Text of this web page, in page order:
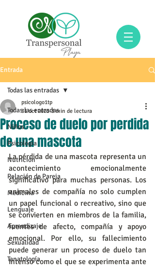
Entrada
Todas las entradas
Niños
Psicología
Nutrición
Relación de Pareja
Medicina
Lenguaje
Aprendizaje
Sexualidad
Tanatología
Todas las entradas
Proceso de duelo por perdida
de una mascota
psicologo1tp
31 oct 2025 3 min de lectura
La pérdida de una mascota representa un
acontecimiento emocionalmente
significativo para muchas personas. Los
animales de compañía no solo cumplen
un papel funcional o recreativo, sino que
se convierten en miembros de la familia,
fuentes de afecto, compañía y apoyo
emocional. Por ello, su fallecimiento
puede generar un proceso de duelo tan
intenso como el que se experimenta ante